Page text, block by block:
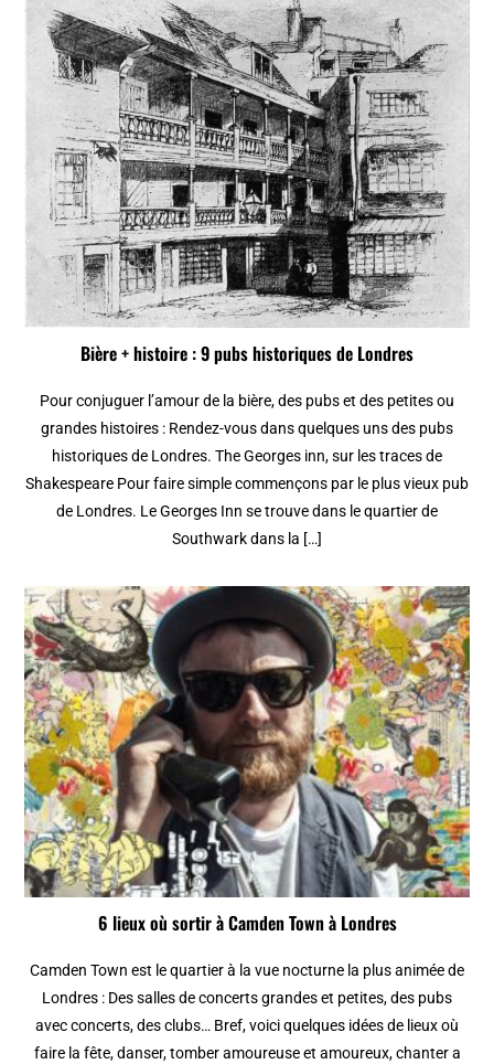
Bière + histoire : 9 pubs historiques de Londres
Pour conjuguer l’amour de la bière, des pubs et des petites ou
grandes histoires : Rendez-vous dans quelques uns des pubs
historiques de Londres. The Georges inn, sur les traces de
Shakespeare Pour faire simple commençons par le plus vieux pub
de Londres. Le Georges Inn se trouve dans le quartier de
Southwark dans la […]
6 lieux où sortir à Camden Town à Londres
Camden Town est le quartier à la vue nocturne la plus animée de
Londres : Des salles de concerts grandes et petites, des pubs
avec concerts, des clubs… Bref, voici quelques idées de lieux où
faire la fête, danser, tomber amoureuse et amoureux, chanter a